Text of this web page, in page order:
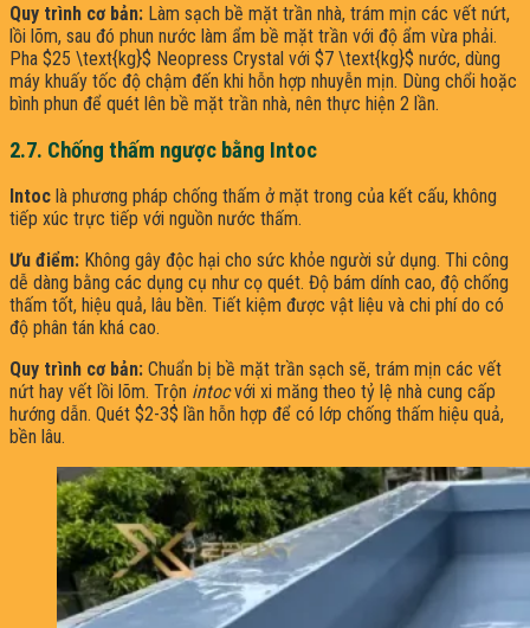
Quy trình cơ bản: Làm sạch bề mặt trần nhà, trám mịn các vết nứt,
lồi lõm, sau đó phun nước làm ẩm bề mặt trần với độ ẩm vừa phải.
Pha $25 \text{kg}$ Neopress Crystal với $7 \text{kg}$ nước, dùng
máy khuấy tốc độ chậm đến khi hỗn hợp nhuyễn mịn. Dùng chổi hoặc
bình phun để quét lên bề mặt trần nhà, nên thực hiện 2 lần.
2.7. Chống thấm ngược bằng Intoc
Intoc là phương pháp chống thấm ở mặt trong của kết cấu, không
tiếp xúc trực tiếp với nguồn nước thấm.
Ưu điểm: Không gây độc hại cho sức khỏe người sử dụng. Thi công
dễ dàng bằng các dụng cụ như cọ quét. Độ bám dính cao, độ chống
thấm tốt, hiệu quả, lâu bền. Tiết kiệm được vật liệu và chi phí do có
độ phân tán khá cao.
Quy trình cơ bản: Chuẩn bị bề mặt trần sạch sẽ, trám mịn các vết
nứt hay vết lồi lõm. Trộn intocvới xi măng theo tỷ lệ nhà cung cấp
hướng dẫn. Quét $2-3$ lần hỗn hợp để có lớp chống thấm hiệu quả,
bền lâu.